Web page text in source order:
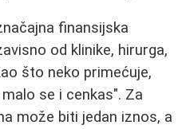
finansijska
od klinike, hirurga,
što neko primećuje,
se i cenkas". Za
može biti jedan iznos, a